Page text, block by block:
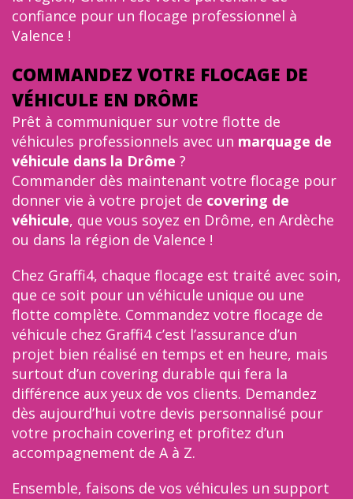
confiance pour un flocage professionnel à
Valence !
COMMANDEZ VOTRE FLOCAGE DE
VÉHICULE EN DRÔME
Prêt à communiquer sur votre flotte de
véhicules professionnels avec un marquage de
véhicule dans la Drôme ?
Commander dès maintenant votre flocage pour
donner vie à votre projet de covering de
véhicule, que vous soyez en Drôme, en Ardèche
ou dans la région de Valence !
Chez Graffi4, chaque flocage est traité avec soin,
que ce soit pour un véhicule unique ou une
flotte complète. Commandez votre flocage de
véhicule chez Graffi4 c’est l’assurance d’un
projet bien réalisé en temps et en heure, mais
surtout d’un covering durable qui fera la
différence aux yeux de vos clients. Demandez
dès aujourd’hui votre devis personnalisé pour
votre prochain covering et profitez d’un
accompagnement de A à Z.
Ensemble, faisons de vos véhicules un support